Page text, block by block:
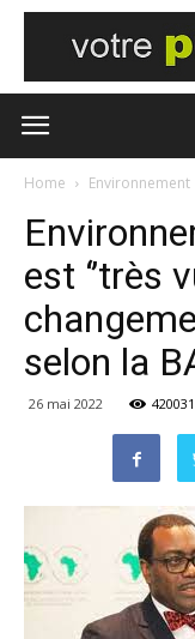
Home Environnement
est ‘’très
selon la
26 mai 2022 420031